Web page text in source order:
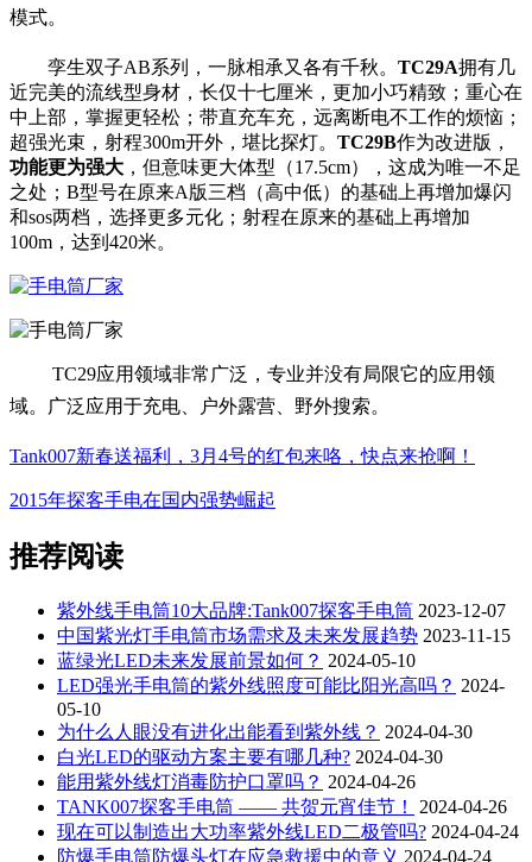
模式。
孪生双子AB系列，一脉相承又各有千秋。 TC29A拥有几
近完美的流线型身材，长仅十七厘米，更加小巧精致；重心在
中上部，掌握更轻松；带直充车充，远离断电不工作的烦恼；
超强光束，射程300m开外，堪比探灯。 TC29B作为改进版，
功能更为强大 ，但意味更大体型（17.5cm），这成为唯一不足
之处；B型号在原来A版三档（高中低）的基础上再增加爆闪
和sos两档，选择更多元化；射程在原来的基础上再增加
100m，达到420米。
TC29应用领域非常广泛，专业并没有局限它的应用领
域。广泛应用于充电、户外露营、野外搜索。
Tank007新春送福利，3月4号的红包来咯，快点来抢啊！
2015年探客手电在国内强势崛起
推荐阅读
紫外线手电筒10大品牌:Tank007探客手电筒 2023-12-07
中国紫光灯手电筒市场需求及未来发展趋势 2023-11-15
蓝绿光LED未来发展前景如何？ 2024-05-10
LED强光手电筒的紫外线照度可能比阳光高吗？ 2024-
05-10
为什么人眼没有进化出能看到紫外线？ 2024-04-30
白光LED的驱动方案主要有哪几种? 2024-04-30
能用紫外线灯消毒防护口罩吗？ 2024-04-26
TANK007探客手电筒 —— 共贺元宵佳节！
2024-04-26
现在可以制造出大功率紫外线LED二极管吗? 2024-04-24
防爆手电筒防爆头灯在应急救援中的意义 2024-04-24